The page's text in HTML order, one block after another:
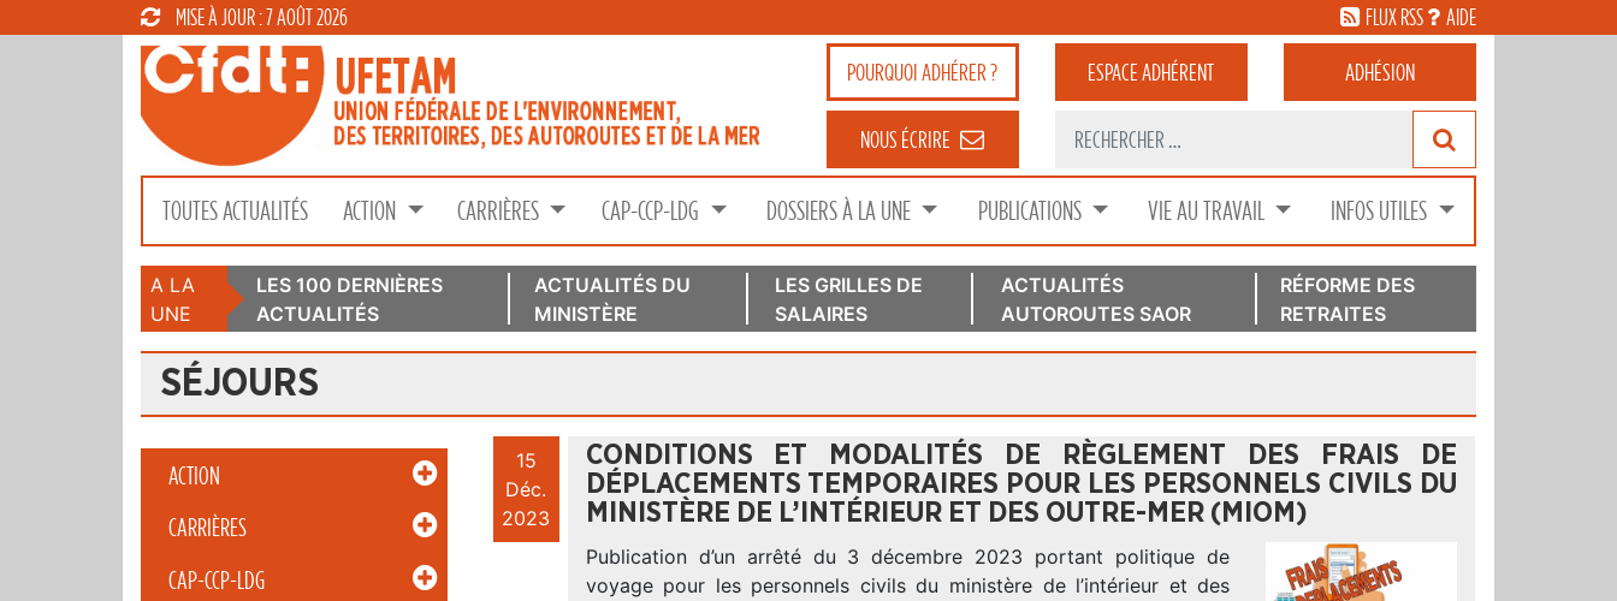
MISE À JOUR : 7 AOÛT 2026 FLUX RSS AIDE
POURQUOIADHÉRER ? ESPACEADHÉRENT ADHÉSION
NOUS ÉCRIRE
TOUTES ACTUALITÉS ACTION CARRIÈRES CAP-CCP-LDG DOSSIERS À LA UNE PUBLICATIONS VIE AU TRAVAIL INFOS UTILES
A LA
UNE
LES 100 DERNIÈRES
ACTUALITÉS
ACTUALITÉS DU
MINISTÈRE
LES GRILLES DE
SALAIRES
ACTUALITÉS
AUTOROUTES SAOR
RÉFORME DES
RETRAITES
SÉJOURS
ACTION
CARRIÈRES
CAP-CCP-LDG
15
Déc.
2023
CONDITIONS ET MODALITÉS DE RÈGLEMENT DES FRAIS DE
DÉPLACEMENTS TEMPORAIRES POUR LES PERSONNELS CIVILS DU
MINISTÈRE DE L’INTÉRIEUR ET DES OUTRE-MER (MIOM)
Publication d’un arrêté du 3 décembre 2023 portant politique de
voyage pour les personnels civils du ministère de l’intérieur et des